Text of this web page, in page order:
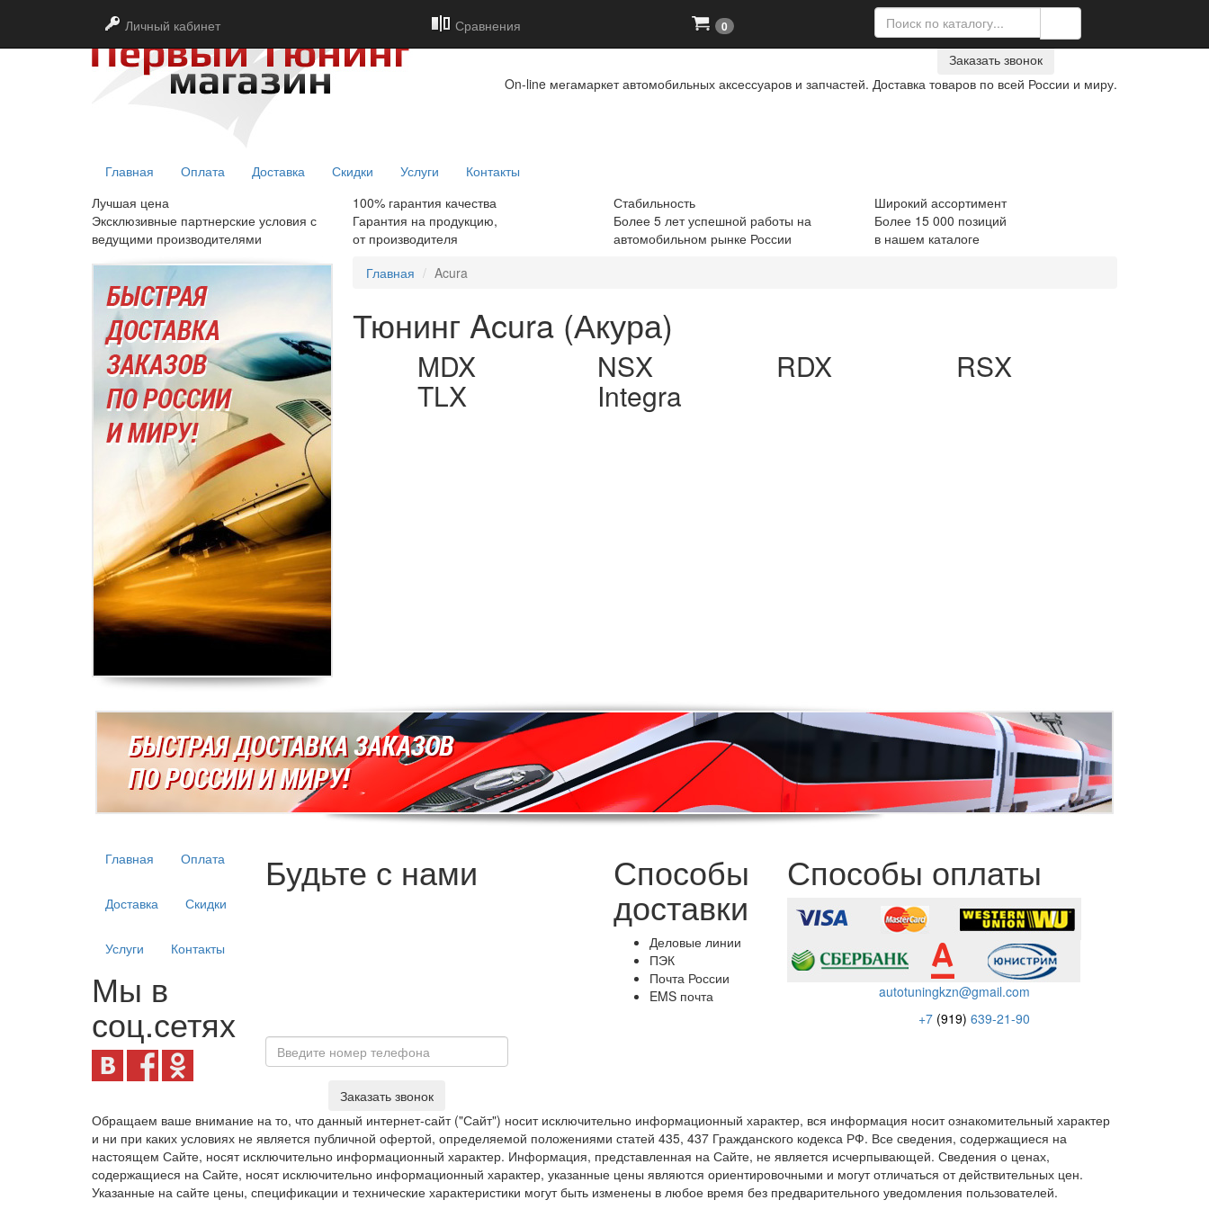
Личный кабинет Сравнения 0
Заказать звонок
On-line мегамаркет автомобильных аксессуаров и запчастей. Доставка товаров по всей России и миру.
Главная Оплата Доставка Скидки Услуги
Контакты
Лучшая цена
Эксклюзивные партнерские условия с
ведущими производителями
100% гарантия качества
Гарантия на продукцию,
от производителя
Стабильность
Более 5 лет успешной работы на
автомобильном рынке России
Широкий ассортимент
Более 15 000 позиций
в нашем каталоге
Главная
Acura
Тюнинг Acura (Акура)
MDX NSX RDX RSX
TLX Integra
Главная Оплата
Доставка Скидки
Услуги Контакты
Мы в
соц.сетях
Будьте с нами Способы
доставки
Деловые линии
ПЭК
Почта России
EMS почта
Способы оплаты
autotuningkzn@gmail.com
+7 (919) 639-21-90
Заказать звонок
Обращаем ваше внимание на то, что данный интернет-сайт ("Сайт") носит исключительно информационный характер, вся информация носит ознакомительный характер
и ни при каких условиях не является публичной офертой, определяемой положениями статей 435, 437 Гражданского кодекса РФ. Все сведения, содержащиеся на
настоящем Сайте, носят исключительно информационный характер. Информация, представленная на Сайте, не является исчерпывающей. Сведения о ценах,
содержащиеся на Сайте, носят исключительно информационный характер, указанные цены являются ориентировочными и могут отличаться от действительных цен.
Указанные на сайте цены, спецификации и технические характеристики могут быть изменены в любое время без предварительного уведомления пользователей.